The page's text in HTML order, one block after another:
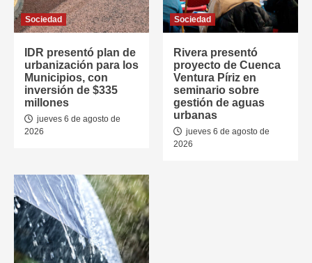
Sociedad
IDR presentó plan de
urbanización para los
Municipios, con
inversión de $335
millones
jueves 6 de agosto de
2026
Sociedad
Rivera presentó
proyecto de Cuenca
Ventura Píriz en
seminario sobre
gestión de aguas
urbanas
jueves 6 de agosto de
2026